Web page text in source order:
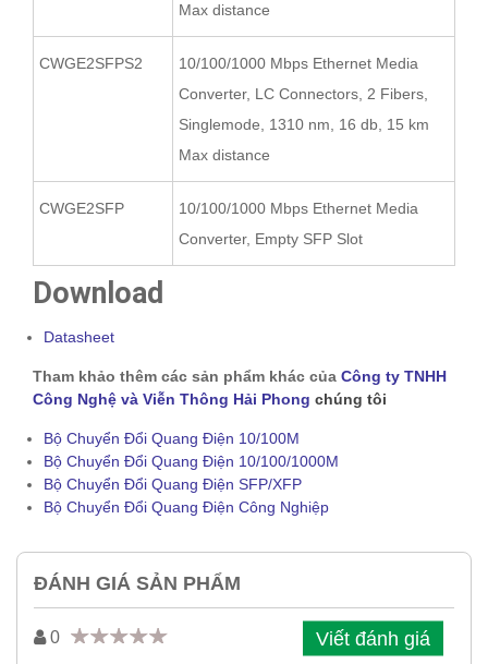
Max distance
CWGE2SFPS2
10/100/1000 Mbps Ethernet Media
Converter, LC Connectors, 2 Fibers,
Singlemode, 1310 nm, 16 db, 15 km
Max distance
CWGE2SFP
10/100/1000 Mbps Ethernet Media
Converter, Empty SFP Slot
Download
Datasheet
Tham khảo thêm các sản phẩm khác của Công ty TNHH
Công Nghệ và Viễn Thông Hải Phong chúng tôi
Bộ Chuyển Đổi Quang Điện 10/100M
Bộ Chuyển Đổi Quang Điện 10/100/1000M
Bộ Chuyển Đổi Quang Điện SFP/XFP
Bộ Chuyển Đổi Quang Điện Công Nghiệp
ĐÁNH GIÁ SẢN PHẨM
0 Viết đánh giá